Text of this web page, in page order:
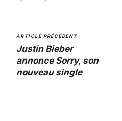
ARTICLE PRÉCÉDENT
Justin Bieber
annonce Sorry, son
nouveau single